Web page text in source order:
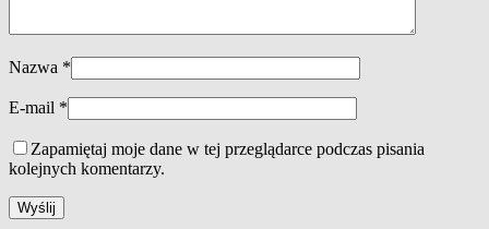
Nazwa *
E-mail *
Zapamiętaj moje dane w tej przeglądarce podczas pisania
kolejnych komentarzy.